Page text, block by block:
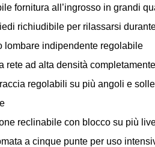
fornitura all’ingrosso in grandi
richiudibile per rilassarsi
lombare indipendente regolabile
rete ad alta densità
regolabili su più angoli e
reclinabile con blocco su più
a cinque punte per uso